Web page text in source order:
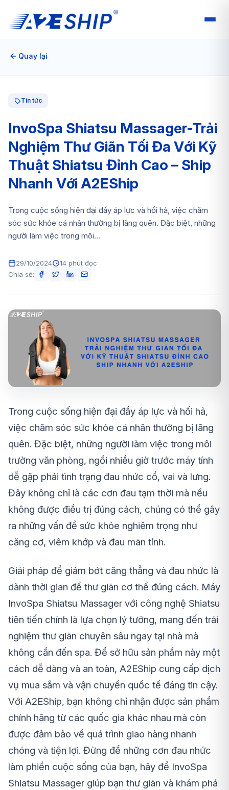
Quay lại
Tin tức
InvoSpa Shiatsu Massager-Trải
Nghiệm Thư Giãn Tối Đa Với Kỹ
Thuật Shiatsu Đỉnh Cao – Ship
Nhanh Với A2EShip
Trong cuộc sống hiện đại đầy áp lực và hối hả, việc chăm
sóc sức khỏe cá nhân thường bị lãng quên. Đặc biệt, những
người làm việc trong môi...
29/10/2024
14 phút đọc
Chia sẻ:
Trong cuộc sống hiện đại đầy áp lực và hối hả,
việc chăm sóc sức khỏe cá nhân thường bị lãng
quên. Đặc biệt, những người làm việc trong môi
trường văn phòng, ngồi nhiều giờ trước máy tính
dễ gặp phải tình trạng đau nhức cổ, vai và lưng.
Đây không chỉ là các cơn đau tạm thời mà nếu
không được điều trị đúng cách, chúng có thể gây
ra những vấn đề sức khỏe nghiêm trọng như
căng cơ, viêm khớp và đau mãn tính.
Giải pháp để giảm bớt căng thẳng và đau nhức là
dành thời gian để thư giãn cơ thể đúng cách. Máy
InvoSpa Shiatsu Massager với công nghệ Shiatsu
tiên tiến chính là lựa chọn lý tưởng, mang đến trải
nghiệm thư giãn chuyên sâu ngay tại nhà mà
không cần đến spa. Để sở hữu sản phẩm này một
cách dễ dàng và an toàn, A2EShip cung cấp dịch
vụ mua sắm và vận chuyển quốc tế đáng tin cậy.
Với A2EShip, bạn không chỉ nhận được sản phẩm
chính hãng từ các quốc gia khác nhau mà còn
được đảm bảo về quá trình giao hàng nhanh
chóng và tiện lợi. Đừng để những cơn đau nhức
làm phiền cuộc sống của bạn, hãy để InvoSpa
Shiatsu Massager giúp bạn thư giãn và khám phá